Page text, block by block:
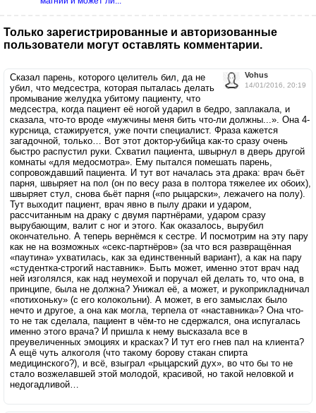
Только зарегистрированные и авторизованные
пользователи могут оставлять комментарии.
Vohus
14/01/2016, 20:19
Сказал парень, которого целитель бил, да не
убил, что медсестра, которая пыталась делать
промывание желудка убитому пациенту, что
медсестра, когда пациент её ногой ударил в бедро, заплакала, и
сказала, что-то вроде «мужчины меня бить что-ли должны...». Она 4-
курсница, стажируется, уже почти специалист. Фраза кажется
загадочной, только… Вот этот доктор-убийца как-то сразу очень
быстро распустил руки. Схватил пациента, швырнул в дверь другой
комнаты «для медосмотра». Ему пытался помешать парень,
сопровождавший пациента. И тут вот началась эта драка: врач бьёт
парня, швыряет на пол (он по весу раза в полтора тяжелее их обоих),
швыряет стул, снова бьёт парня («по рыцарски», лежачего на полу).
Тут выходит пациент, врач явно в пылу драки и ударом,
рассчитанным на драку с двумя партнёрами, ударом сразу
вырубающим, валит с ног и этого. Как оказалось, вырубил
окончательно. А теперь вернёмся к сестре. И посмотрим на эту пару
как не на возможных «секс-партнёров» (за что вся развращённая
«паутина» ухватилась, как за единственный вариант), а как на пару
«студентка-строгий наставник». Быть может, именно этот врач над
ней изголялся, как над неумехой и поручал ей делать то, что она, в
принципе, была не должна? Унижал её, а может, и рукоприкладничал
«потихоньку» (с его колокольни). А может, в его замыслах было
нечто и другое, а она как могла, терпела от «наставника»? Она что-
то не так сделала, пациент в чём-то не сдержался, она испугалась
именно этого врача? И пришла к нему высказала все в
преувеличенных эмоциях и красках? И тут его гнев пал на клиента?
А ещё чуть алкоголя (что такому борову стакан спирта
медицинского?), и всё, взыграл «рыцарский дух», во что бы то не
стало возжелавшей этой молодой, красивой, но такой неловкой и
недогадливой…